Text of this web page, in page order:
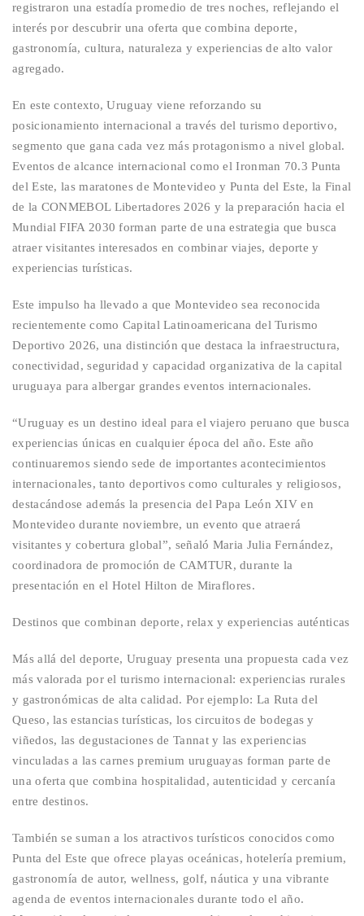
registraron una estadía promedio de tres noches, reflejando el
interés por descubrir una oferta que combina deporte,
gastronomía, cultura, naturaleza y experiencias de alto valor
agregado.
En este contexto, Uruguay viene reforzando su
posicionamiento internacional a través del turismo deportivo,
segmento que gana cada vez más protagonismo a nivel global.
Eventos de alcance internacional como elIronman 70.3 Punta
del Este, las maratones de Montevideo y Punta del Este, la Final
de la CONMEBOL Libertadores 2026 y la preparación hacia el
Mundial FIFA 2030 forman parte de una estrategia que busca
atraer visitantes interesados en combinar viajes, deporte y
experiencias turísticas.
Este impulso ha llevado a que Montevideo sea reconocida
recientemente como Capital Latinoamericana del Turismo
Deportivo 2026, una distinción que destaca la infraestructura,
conectividad, seguridad y capacidad organizativa de la capital
uruguaya para albergar grandes eventos internacionales.
“Uruguay es un destino ideal para el viajero peruano que busca
experiencias únicas en cualquier época del año. Este año
continuaremos siendo sede de importantes acontecimientos
internacionales, tanto deportivos como culturales y religiosos,
destacándose además la presencia del Papa León XIV en
Montevideo durante noviembre, un evento que atraerá
visitantes y cobertura global”, señaló Maria Julia Fernández,
coordinadora de promoción de CAMTUR, durante la
presentación en el Hotel Hilton de Miraflores.
Destinos que combinan deporte, relax y experiencias auténticas
Más allá del deporte, Uruguay presenta una propuesta cada vez
más valorada por el turismo internacional: experiencias rurales
y gastronómicas de alta calidad. Por ejemplo: La Ruta del
Queso, lasestancias turísticas, los circuitos debodegas y
viñedos, las degustaciones deTannaty las experiencias
vinculadas a las carnes premium uruguayas forman parte de
una oferta que combina hospitalidad, autenticidad y cercanía
entre destinos.
También se suman a los atractivos turísticos conocidos como
Punta del Este que ofrece playas oceánicas, hotelería premium,
gastronomía de autor, wellness, golf, náutica y una vibrante
agenda de eventos internacionales durante todo el año.